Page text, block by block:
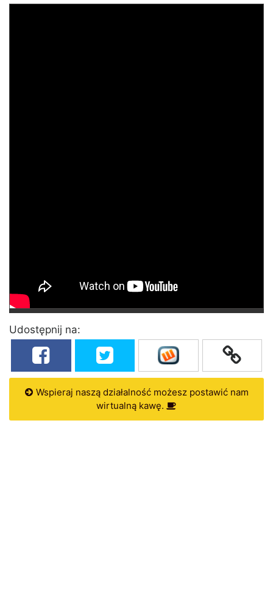
Udostępnij na:
Wspieraj naszą działalność możesz postawić nam
wirtualną kawę.